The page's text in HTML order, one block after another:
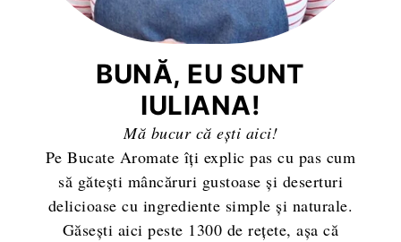
BUNĂ, EU SUNT
IULIANA!
Mă bucur că ești aici!
Pe Bucate Aromate îți explic pas cu pas cum
să gătești mâncăruri gustoase și deserturi
delicioase cu ingrediente simple și naturale.
Găsești aici peste 1300 de rețete, așa că